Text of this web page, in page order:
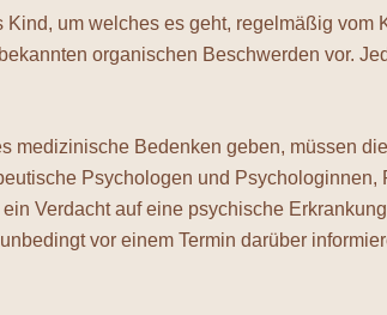
um welches es geht, regelmäßig vom
organischen Beschwerden vor.
medizinische Bedenken geben, müssen
Psychologen und Psychologinnen,
Verdacht auf eine psychische
vor einem Termin darüber